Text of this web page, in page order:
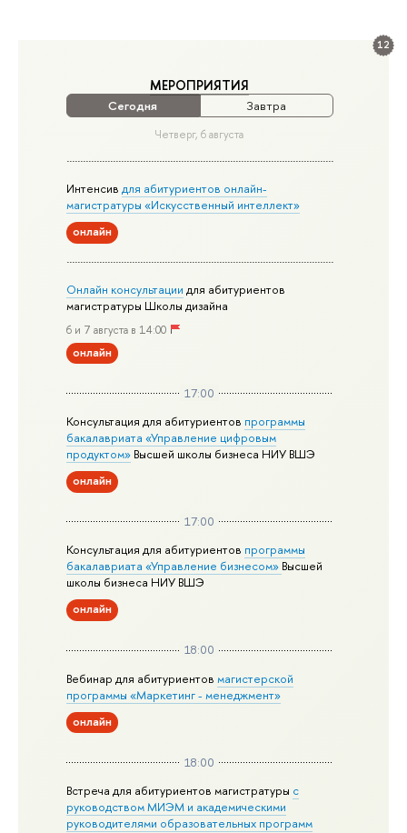
12
МЕРОПРИЯТИЯ
Сегодня Завтра
Четверг, 6 августа
Интенсивдля абитуриентов онлайн-
магистратуры «Искусственный интеллект»
онлайн
Онлайн консультации для абитуриентов
магистратуры Школы дизайна
6 и 7 августа в 14:00
онлайн
17:00
Консультация для абитуриентов программы
бакалавриата «Управление цифровым
продуктом» Высшей школы бизнеса НИУ ВШЭ
онлайн
17:00
Консультация для абитуриентов программы
бакалавриата «Управление бизнесом» Высшей
школы бизнеса НИУ ВШЭ
онлайн
18:00
Вебинар для абитуриентовмагистерской
программы «Маркетинг - менеджмент»
онлайн
18:00
Встреча для абитуриентов магистратуры с
руководством МИЭМ и академическими
руководителями образовательных программ